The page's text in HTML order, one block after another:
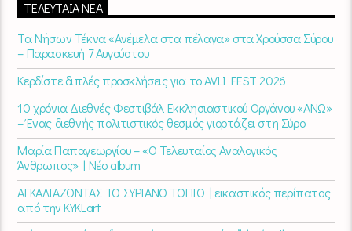
ΤΕΛΕΥΤΑΊΑ ΝΈΑ
Τα Νήσων Τέκνα «Ανέμελα στα πέλαγα» στα Χρούσσα Σύρου
– Παρασκευή 7 Αυγούστου
Κερδίστε διπλές προσκλήσεις για το AVLI FEST 2026
10 χρόνια Διεθνές Φεστιβάλ Εκκλησιαστικού Οργάνου «ΑΝΩ»
– Ένας διεθνής πολιτιστικός θεσμός γιορτάζει στη Σύρο​
Μαρία Παπαγεωργίου – «Ο Τελευταίος Αναλογικός
Άνθρωπος» | Νέο album
ΑΓΚΑΛΙΑΖΟΝΤΑΣ ΤΟ ΣΥΡΙΑΝΟ ΤΟΠΙΟ | εικαστικός περίπατος
από την KYKLart